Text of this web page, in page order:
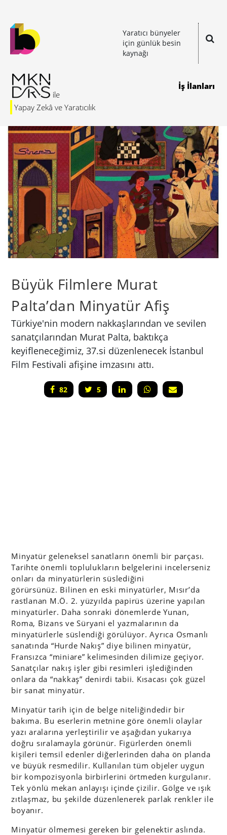
Yaratıcı bünyeler
için günlük besin
kaynağı
Yapay Zekâ ve Yaratıcılık
İş İlanları
Büyük Filmlere Murat
Palta’dan Minyatür Afiş
Türkiye'nin modern nakkaşlarından ve sevilen
sanatçılarından Murat Palta, baktıkça
keyifleneceğimiz, 37.si düzenlenecek İstanbul
Film Festivali afişine imzasını attı.
82 5
Minyatür geleneksel sanatların önemli bir parçası.
Tarihte önemli toplulukların belgelerini incelerseniz
onları da minyatürlerin süslediğini
görürsünüz. Bilinen en eski minyatürler, Mısır’da
rastlanan M.Ö. 2. yüzyılda papirüs üzerine yapılan
minyatürler. Daha sonraki dönemlerde Yunan,
Roma, Bizans ve Süryani el yazmalarının da
minyatürlerle süslendiği görülüyor. Ayrıca Osmanlı
sanatında “Hurde Nakış” diye bilinen minyatür,
Fransızca “miniare” kelimesinden dilimize geçiyor.
Sanatçılar nakış işler gibi resimleri işlediğinden
onlara da “nakkaş” denirdi tabii. Kısacası çok güzel
bir sanat minyatür.
Minyatür tarih için de belge niteliğindedir bir
bakıma. Bu eserlerin metnine göre önemli olaylar
yazı aralarına yerleştirilir ve aşağıdan yukarıya
doğru sıralamayla görünür. Figürlerden önemli
kişileri temsil edenler diğerlerinden daha ön planda
ve büyük resmedilir. Kullanılan tüm objeler uygun
bir kompozisyonla birbirlerini örtmeden kurgulanır.
Tek yönlü mekan anlayışı içinde çizilir. Gölge ve ışık
zıtlaşmaz, bu şekilde düzenlenerek parlak renkler ile
boyanır.
Minyatür ölmemesi gereken bir gelenektir aslında.